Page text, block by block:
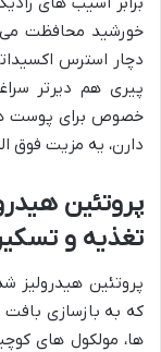
خورشید محافظت
دچار استرس
خصوص برای پوست
دارن، یه مزیت فوق
پروتئین
تغذیه و
پروتئین هیدرولیز
که به بازسازی
ها، مولکول های